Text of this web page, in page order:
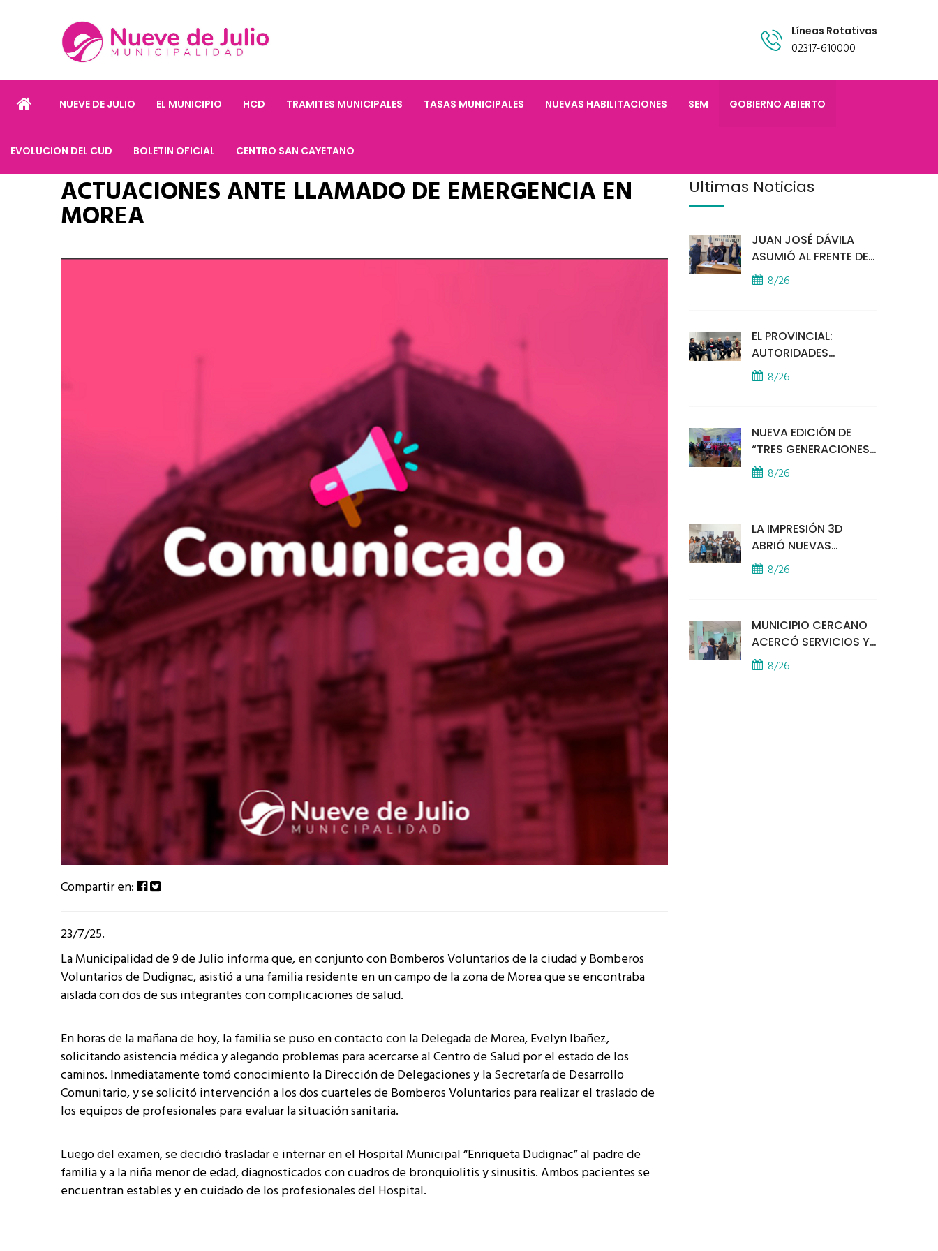
Líneas Rotativas
02317-610000
NUEVE DE JULIO EL MUNICIPIO HCD TRAMITES MUNICIPALES TASAS MUNICIPALES NUEVAS HABILITACIONES SEM GOBIERNO ABIERTO
EVOLUCION DEL CUD BOLETIN OFICIAL CENTRO SAN CAYETANO
ACTUACIONES ANTE LLAMADO DE EMERGENCIA EN
MOREA
Compartir en:
23/7/25.
La Municipalidad de 9 de Julio informa que, en conjunto con Bomberos Voluntarios de la ciudad y Bomberos
Voluntarios de Dudignac, asistió a una familia residente en un campo de la zona de Morea que se encontraba
aislada con dos de sus integrantes con complicaciones de salud.
En horas de la mañana de hoy, la familia se puso en contacto con la Delegada de Morea, Evelyn Ibañez,
solicitando asistencia médica y alegando problemas para acercarse al Centro de Salud por el estado de los
caminos. Inmediatamente tomó conocimiento la Dirección de Delegaciones y la Secretaría de Desarrollo
Comunitario, y se solicitó intervención a los dos cuarteles de Bomberos Voluntarios para realizar el traslado de
los equipos de profesionales para evaluar la situación sanitaria.
Luego del examen, se decidió trasladar e internar en el Hospital Municipal “Enriqueta Dudignac” al padre de
familia y a la niña menor de edad, diagnosticados con cuadros de bronquiolitis y sinusitis. Ambos pacientes se
encuentran estables y en cuidado de los profesionales del Hospital.
Últimas Noticias
JUAN JOSÉ DÁVILA
ASUMIÓ AL FRENTE DE
LA POLICÍA COMUNAL
8/26
EL PROVINCIAL:
AUTORIDADES
MUNICIPALES
MANTUVIERON UN
SEGURIDAD
8/26
NUEVA EDICIÓN DE
“TRES GENERACIONES
CANTAN”
8/26
LA IMPRESIÓN 3D
ABRIÓ NUEVAS
PUERTAS AL
APRENDIZAJE Y LA
8/26
MUNICIPIO CERCANO
ACERCÓ SERVICIOS Y
ATENCIÓN A LOS
VECINOS EL
8/26